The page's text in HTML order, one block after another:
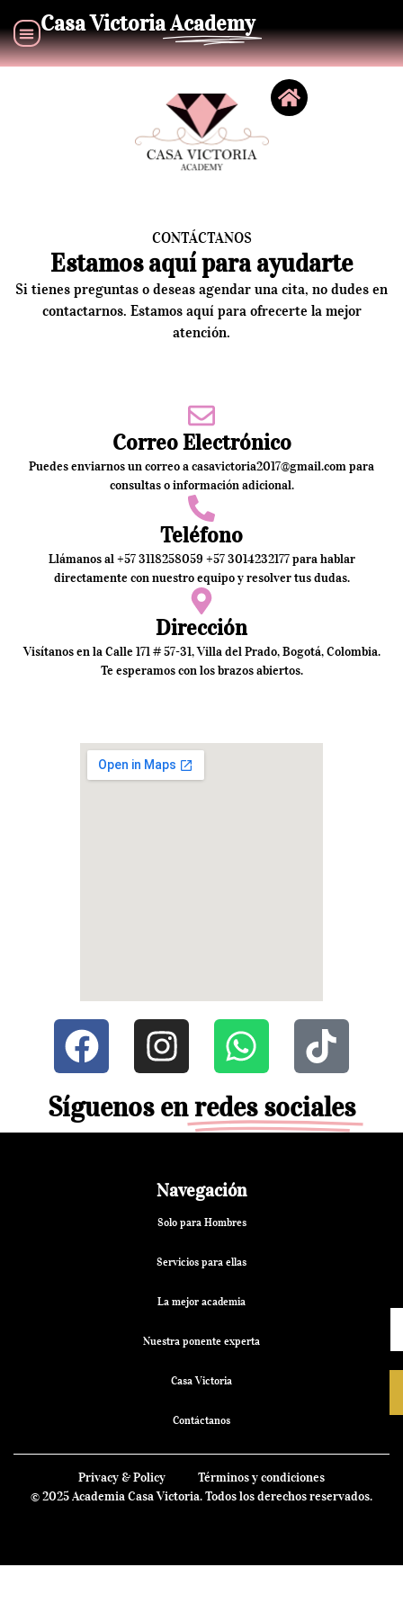
Casa VictoriaAcademy
CONTÁCTANOS
Estamos aquí para ayudarte
Si tienes preguntas o deseas agendar una cita, no dudes en
contactarnos. Estamos aquí para ofrecerte la mejor
atención.
Correo Electrónico
Puedes enviarnos un correo a casavictoria2017@gmail.com para
consultas o información adicional.
Teléfono
Llámanos al +57 3118258059 +57 3014232177 para hablar
directamente con nuestro equipo y resolver tus dudas.
Dirección
Visítanos en la Calle 171 # 57-31, Villa del Prado, Bogotá, Colombia.
Te esperamos con los brazos abiertos.
Síguenos enredes sociales
Navegación
Solo para Hombres
Servicios para ellas
La mejor academia
Nuestra ponente experta
Casa Victoria
Contáctanos
Privacy & Policy
Términos y condiciones
© 2025 Academia Casa Victoria. Todos los derechos reservados.